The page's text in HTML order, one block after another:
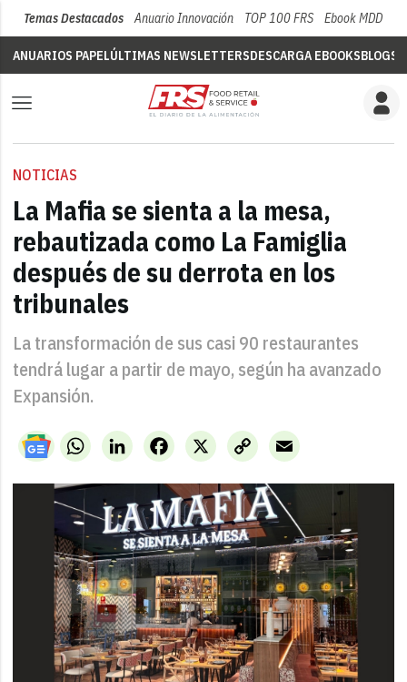
Temas Destacados Anuario Innovación TOP 100 FRS Ebook MDD
ANUARIOS PAPELÚLTIMAS NEWSLETTERSDESCARGA EBOOKSBLOGS
NOTICIAS
La Mafia se sienta a la mesa,
rebautizada como La Famiglia
después de su derrota en los
tribunales
La transformación de sus casi 90 restaurantes
tendrá lugar a partir de mayo, según ha avanzado
Expansión.
WhatsAppLinkedIn X
Facebook
Copy
Link
Email